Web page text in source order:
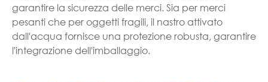
garantire la sicurezza delle merci. Sia per merci
pesanti che per oggetti fragili, il nastro attivato
dall'acqua fornisce una protezione robusta, garantire
l'integrazione dell'imballaggio.